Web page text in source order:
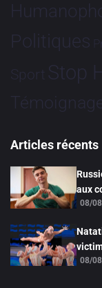
Politiques
Sport Stop
Articles récents
aux
08/
08/